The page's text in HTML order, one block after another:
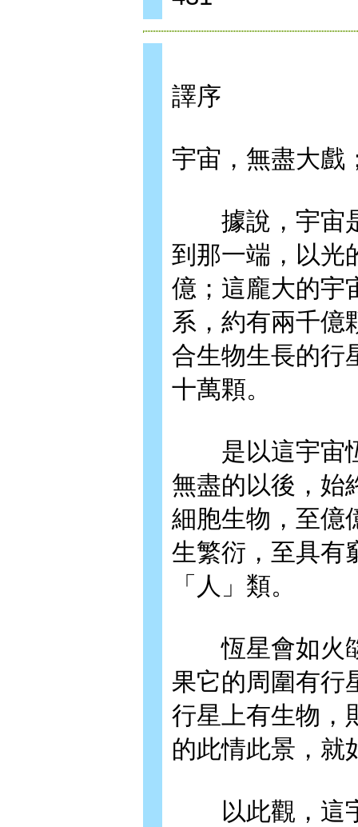
譯序
宇宙，無盡大戲
據說，宇宙是
到那一端，以光
億；這龐大的宇
系，約有兩千億
合生物生長的行
十萬顆。
是以這宇宙恆
無盡的以後，始
細胞生物，至億
生繁衍，至具有
「人」類。
恆星會如火燄
果它的周圍有行
行星上有生物，
的此情此景，就
以此觀，這宇